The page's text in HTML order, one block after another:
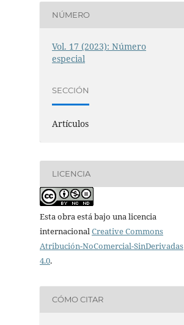
NÚMERO
Vol. 17 (2023): Número
especial
SECCIÓN
Artículos
LICENCIA
Esta obra está bajo una licencia
internacionalCreative Commons
Atribución-NoComercial-SinDerivadas
4.0.
CÓMO CITAR